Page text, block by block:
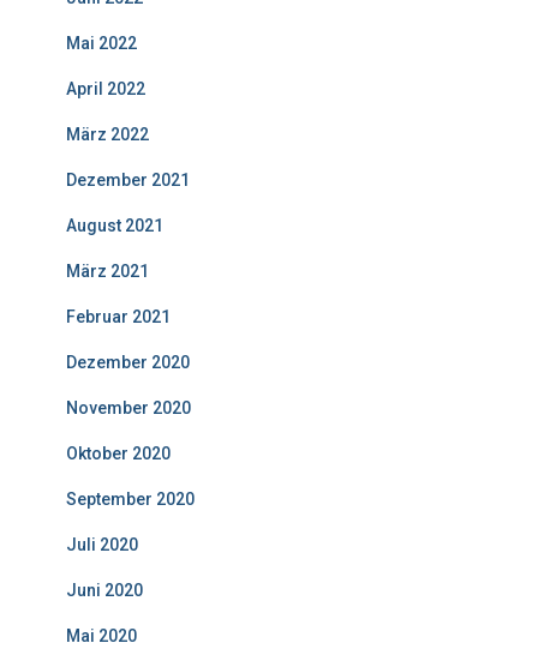
Mai 2022
April 2022
März 2022
Dezember 2021
August 2021
März 2021
Februar 2021
Dezember 2020
November 2020
Oktober 2020
September 2020
Juli 2020
Juni 2020
Mai 2020